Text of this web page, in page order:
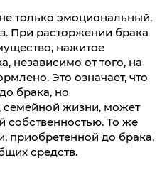
только эмоциональный,
При расторжении брака
нажитое
независимо от того, на
Это означает, что
брака, но
семейной жизни, может
собственностью. То же
приобретенной до брака,
средств.